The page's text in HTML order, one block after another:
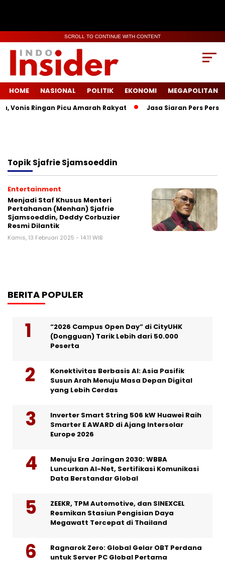
SCROLL TO CONTINUE WITH CONTENT
HOME NASIONAL POLITIK EKONOMI MEGAPOLITAN
Vonis Ringan Picu Amarah Rakyat Jasa Siaran Pers
TopikSjafrie Sjamsoeddin
Entertainment
Menjadi Staf Khusus Menteri
Pertahanan (Menhan) Sjafrie
Sjamsoeddin, Deddy Corbuzier
Resmi Dilantik
Kamis, 13 Februari 2025 - 14:11 WIB
BERITA POPULER
“2026 Campus Open Day” di CityUHK
(Dongguan) Tarik Lebih dari 50.000
Peserta
Konektivitas Berbasis AI: Asia Pasifik
Susun Arah Menuju Masa Depan Digital
yang Lebih Cerdas
Inverter Smart String 506 kW Huawei Raih
Smarter E AWARD di Ajang Intersolar
Europe 2026
Menuju Era Jaringan 2030: WBBA
Luncurkan AI-Net, Sertifikasi Komunikasi
Data Berstandar Global
ZEEKR, TPM Automotive, dan SINEXCEL
Resmikan Stasiun Pengisian Daya
Megawatt Tercepat di Thailand
Ragnarok Zero: Global Gelar OBT Perdana
untuk Server PC Global Pertama